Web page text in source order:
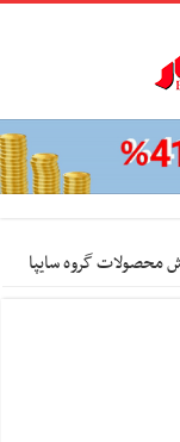
محصولات گروه سایپا